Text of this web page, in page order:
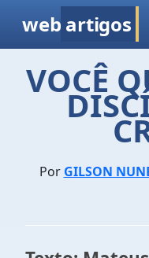
web artigos
VOCÊ
Por GILSON